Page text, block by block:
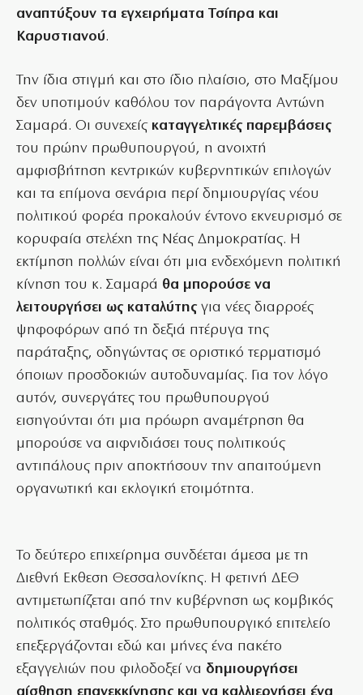
αναπτύξουν τα εγχειρήματα Τσίπρα και
Καρυστιανού.
Την ίδια στιγμή και στο ίδιο πλαίσιο, στο Μαξίμου
δεν υποτιμούν καθόλου τον παράγοντα Αντώνη
Σαμαρά. Οι συνεχείς καταγγελτικές παρεμβάσεις
του πρώην πρωθυπουργού, η ανοιχτή
αμφισβήτηση κεντρικών κυβερνητικών επιλογών
και τα επίμονα σενάρια περί δημιουργίας νέου
πολιτικού φορέα προκαλούν έντονο εκνευρισμό σε
κορυφαία στελέχη της Νέας Δημοκρατίας. Η
εκτίμηση πολλών είναι ότι μια ενδεχόμενη πολιτική
κίνηση του κ. Σαμαρά θα μπορούσε να
λειτουργήσει ως καταλύτης για νέες διαρροές
ψηφοφόρων από τη δεξιά πτέρυγα της
παράταξης, οδηγώντας σε οριστικό τερματισμό
όποιων προσδοκιών αυτοδυναμίας. Για τον λόγο
αυτόν, συνεργάτες του πρωθυπουργού
εισηγούνται ότι μια πρόωρη αναμέτρηση θα
μπορούσε να αιφνιδιάσει τους πολιτικούς
αντιπάλους πριν αποκτήσουν την απαιτούμενη
οργανωτική και εκλογική ετοιμότητα.
Το δεύτερο επιχείρημα συνδέεται άμεσα με τη
Διεθνή Εκθεση Θεσσαλονίκης. Η φετινή ΔΕΘ
αντιμετωπίζεται από την κυβέρνηση ως κομβικός
πολιτικός σταθμός. Στο πρωθυπουργικό επιτελείο
επεξεργάζονται εδώ και μήνες ένα πακέτο
εξαγγελιών που φιλοδοξεί να δημιουργήσει